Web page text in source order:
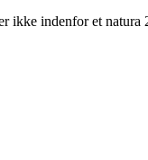
indenfor et natura